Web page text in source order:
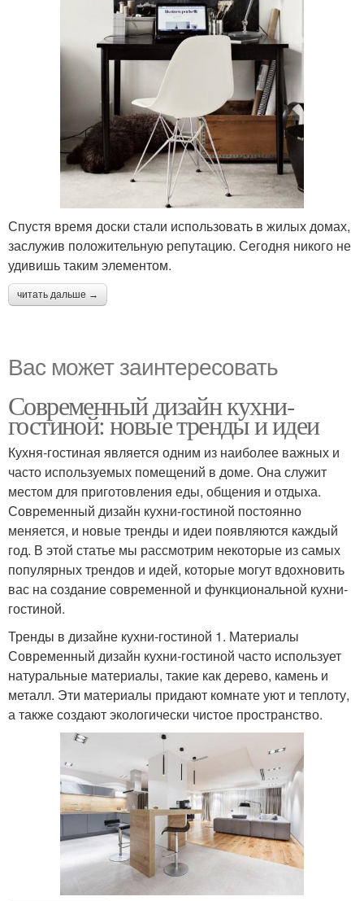
Спустя время доски стали использовать в жилых домах,
заслужив положительную репутацию. Сегодня никого не
удивишь таким элементом.
читать дальше →
Вас может заинтересовать
Современный дизайн кухни-
гостиной: новые тренды и идеи
Кухня-гостиная является одним из наиболее важных и
часто используемых помещений в доме. Она служит
местом для приготовления еды, общения и отдыха.
Современный дизайн кухни-гостиной постоянно
меняется, и новые тренды и идеи появляются каждый
год. В этой статье мы рассмотрим некоторые из самых
популярных трендов и идей, которые могут вдохновить
вас на создание современной и функциональной кухни-
гостиной.
Тренды в дизайне кухни-гостиной 1. Материалы
Современный дизайн кухни-гостиной часто использует
натуральные материалы, такие как дерево, камень и
металл. Эти материалы придают комнате уют и теплоту,
а также создают экологически чистое пространство.